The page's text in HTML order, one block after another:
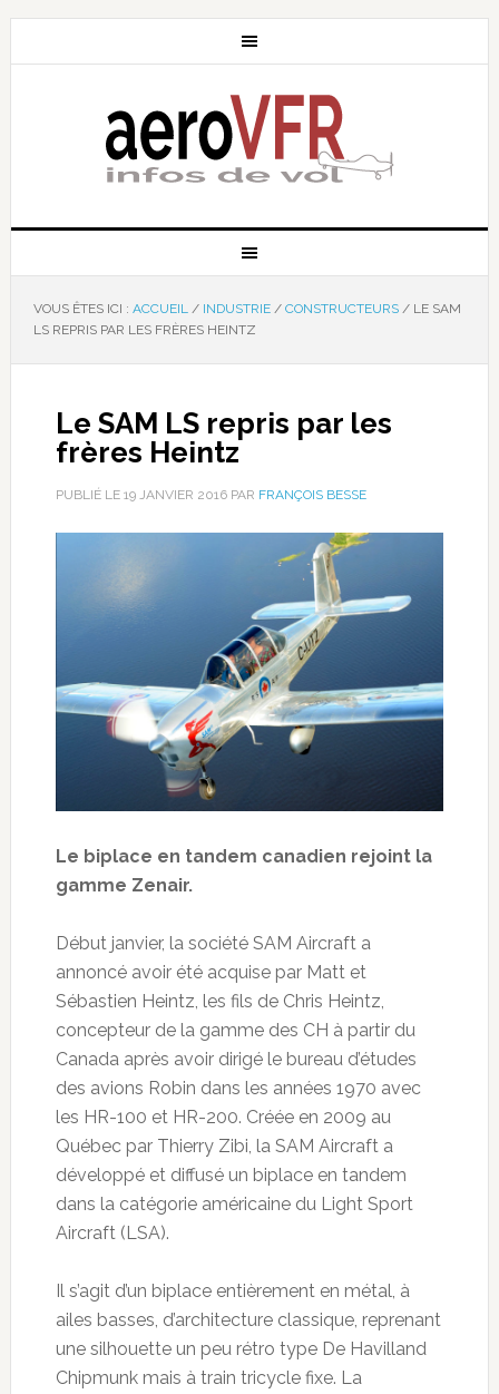
VOUS ÊTES ICI : ACCUEIL / INDUSTRIE / CONSTRUCTEURS /LE SAM
LS REPRIS PAR LES FRÈRES HEINTZ
Le SAM LS repris par les
frères Heintz
PUBLIÉ LE 19 JANVIER 2016PAR FRANÇOIS BESSE
Le biplace en tandem canadien rejoint la
gamme Zenair.
Début janvier, la société SAM Aircraft a
annoncé avoir été acquise par Matt et
Sébastien Heintz, les fils de Chris Heintz,
concepteur de la gamme des CH à partir du
Canada après avoir dirigé le bureau d’études
des avions Robin dans les années 1970 avec
les HR-100 et HR-200. Créée en 2009 au
Québec par Thierry Zibi, la SAM Aircraft a
développé et diffusé un biplace en tandem
dans la catégorie américaine du Light Sport
Aircraft (LSA).
Il s’agit d’un biplace entièrement en métal, à
ailes basses, d’architecture classique, reprenant
une silhouette un peu rétro type De Havilland
Chipmunk mais à train tricycle fixe. La